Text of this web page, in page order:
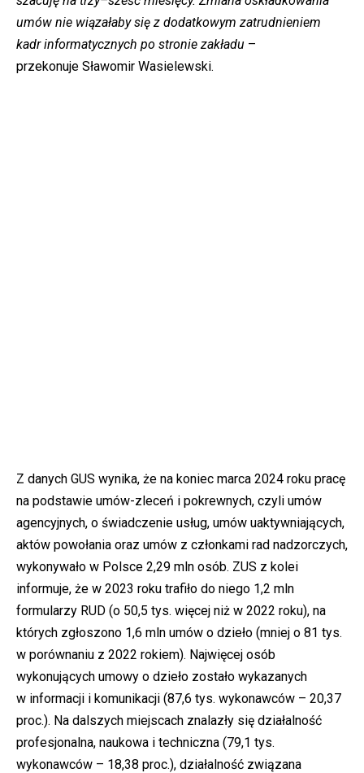
umów nie wiązałaby się z dodatkowym zatrudnieniem
kadr informatycznych po stronie zakładu –
przekonuje Sławomir Wasielewski.
Z danych GUS wynika, że na koniec marca 2024 roku pracę
na podstawie umów-zleceń i pokrewnych, czyli umów
agencyjnych, o świadczenie usług, umów uaktywniających,
aktów powołania oraz umów z członkami rad nadzorczych,
wykonywało w Polsce 2,29 mln osób. ZUS z kolei
informuje, że w 2023 roku trafiło do niego 1,2 mln
formularzy RUD (o 50,5 tys. więcej niż w 2022 roku), na
których zgłoszono 1,6 mln umów o dzieło (mniej o 81 tys.
w porównaniu z 2022 rokiem). Najwięcej osób
wykonujących umowy o dzieło zostało wykazanych
w informacji i komunikacji (87,6 tys. wykonawców – 20,37
proc.). Na dalszych miejscach znalazły się działalność
profesjonalna, naukowa i techniczna (79,1 tys.
wykonawców – 18,38 proc.), działalność związana